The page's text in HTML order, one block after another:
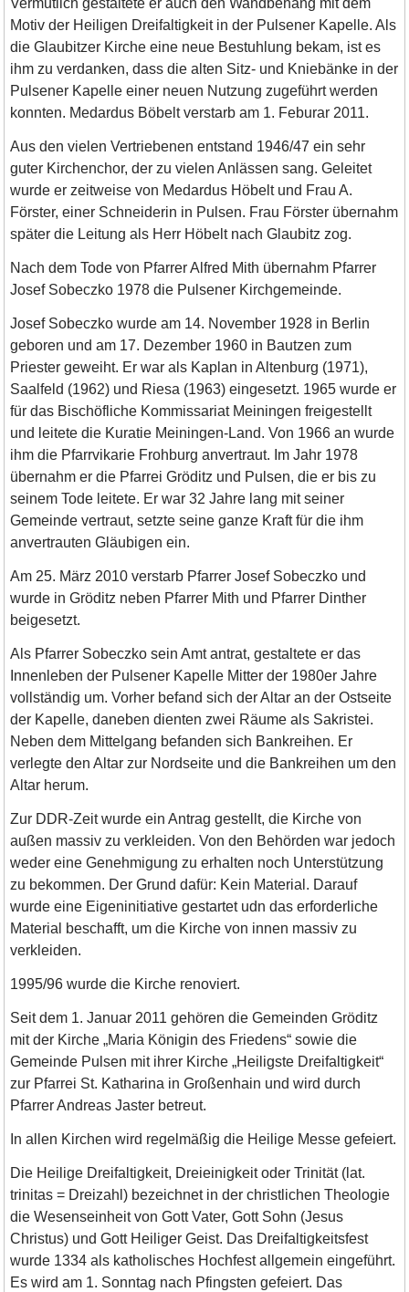
Motiv der Heiligen Dreifaltigkeit in der Pulsener Kapelle. Als
die Glaubitzer Kirche eine neue Bestuhlung bekam, ist es
ihm zu verdanken, dass die alten Sitz- und Kniebänke in der
Pulsener Kapelle einer neuen Nutzung zugeführt werden
konnten. Medardus Böbelt verstarb am 1. Feburar 2011.
Aus den vielen Vertriebenen entstand 1946/47 ein sehr
guter Kirchenchor, der zu vielen Anlässen sang. Geleitet
wurde er zeitweise von Medardus Höbelt und Frau A.
Förster, einer Schneiderin in Pulsen. Frau Förster übernahm
später die Leitung als Herr Höbelt nach Glaubitz zog.
Nach dem Tode von Pfarrer Alfred Mith übernahm Pfarrer
Josef Sobeczko 1978 die Pulsener Kirchgemeinde.
Josef Sobeczko wurde am 14. November 1928 in Berlin
geboren und am 17. Dezember 1960 in Bautzen zum
Priester geweiht. Er war als Kaplan in Altenburg (1971),
Saalfeld (1962) und Riesa (1963) eingesetzt. 1965 wurde er
für das Bischöfliche Kommissariat Meiningen freigestellt
und leitete die Kuratie Meiningen-Land. Von 1966 an wurde
ihm die Pfarrvikarie Frohburg anvertraut. Im Jahr 1978
übernahm er die Pfarrei Gröditz und Pulsen, die er bis zu
seinem Tode leitete. Er war 32 Jahre lang mit seiner
Gemeinde vertraut, setzte seine ganze Kraft für die ihm
anvertrauten Gläubigen ein.
Am 25. März 2010 verstarb Pfarrer Josef Sobeczko und
wurde in Gröditz neben Pfarrer Mith und Pfarrer Dinther
beigesetzt.
Als Pfarrer Sobeczko sein Amt antrat, gestaltete er das
Innenleben der Pulsener Kapelle Mitter der 1980er Jahre
vollständig um. Vorher befand sich der Altar an der Ostseite
der Kapelle, daneben dienten zwei Räume als Sakristei.
Neben dem Mittelgang befanden sich Bankreihen. Er
verlegte den Altar zur Nordseite und die Bankreihen um den
Altar herum.
Zur DDR-Zeit wurde ein Antrag gestellt, die Kirche von
außen massiv zu verkleiden. Von den Behörden war jedoch
weder eine Genehmigung zu erhalten noch Unterstützung
zu bekommen. Der Grund dafür: Kein Material. Darauf
wurde eine Eigeninitiative gestartet udn das erforderliche
Material beschafft, um die Kirche von innen massiv zu
verkleiden.
1995/96 wurde die Kirche renoviert.
Seit dem 1. Januar 2011 gehören die Gemeinden Gröditz
mit der Kirche „Maria Königin des Friedens“ sowie die
Gemeinde Pulsen mit ihrer Kirche „Heiligste Dreifaltigkeit“
zur Pfarrei St. Katharina in Großenhain und wird durch
Pfarrer Andreas Jaster betreut.
In allen Kirchen wird regelmäßig die Heilige Messe gefeiert.
Die Heilige Dreifaltigkeit, Dreieinigkeit oder Trinität (lat.
trinitas = Dreizahl) bezeichnet in der christlichen Theologie
die Wesenseinheit von Gott Vater, Gott Sohn (Jesus
Christus) und Gott Heiliger Geist. Das Dreifaltigkeitsfest
wurde 1334 als katholisches Hochfest allgemein eingeführt.
Es wird am 1. Sonntag nach Pfingsten gefeiert. Das